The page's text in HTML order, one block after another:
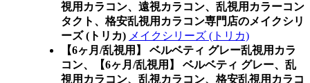
視用カラコン、遠視カラコン、乱視用カラーコン
タクト、格安乱視用カラコン専門店のメイクシリ
ーズ (トリカ) メイクシリーズ (トリカ)
【6ヶ月/乱視用】 ベルベティ グレー乱視用カラ
コン、
【6ヶ月/乱視用】 ベルベティ グレー、乱
視用カラコン、乱視カラコン、格安乱視用カラコ